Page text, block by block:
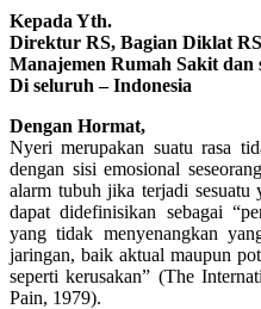
Kepada Yth.
Direktur RS, Bagian Diklat
Manajemen Rumah Sakit
Di seluruh – Indonesia
Dengan Hormat,
Nyeri merupakan suatu rasa
dengan sisi emosional
alarm tubuh jika terjadi
dapat didefinisikan sebagai
yang tidak menyenangkan
jaringan, baik aktual maupun
seperti kerusakan” (The
Pain, 1979).